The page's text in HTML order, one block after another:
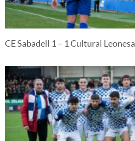
CE Sabadell 1 – 1 Cultural Leonesa